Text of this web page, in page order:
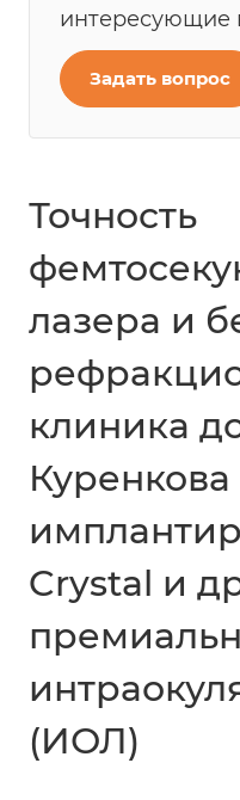
интересующие
Задать вопрос
Точность
лазера и
клиника
Куренкова
Crystal и
(ИОЛ)